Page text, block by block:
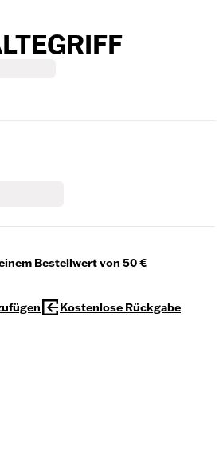
Bestellwert von 50 €
Kostenlose Rückgabe